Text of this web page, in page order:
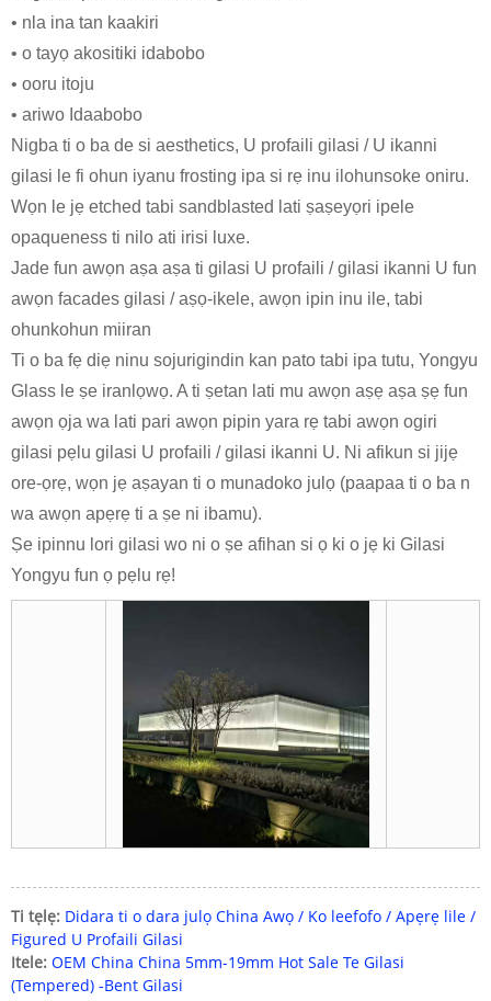
• nla ina tan kaakiri
• o tayọ akositiki idabobo
• ooru itoju
• ariwo Idaabobo
Nigba ti o ba de si aesthetics, U profaili gilasi / U ikanni
gilasi le fi ohun iyanu frosting ipa si rẹ inu ilohunsoke oniru.
Wọn le jẹ etched tabi sandblasted lati ṣaṣeyọri ipele
opaqueness ti nilo ati irisi luxe.
Jade fun awọn aṣa aṣa ti gilasi U profaili / gilasi ikanni U fun
awọn facades gilasi / aṣọ-ikele, awọn ipin inu ile, tabi
ohunkohun miiran
Ti o ba fẹ diẹ ninu sojurigindin kan pato tabi ipa tutu, Yongyu
Glass le ṣe iranlọwọ. A ti ṣetan lati mu awọn aṣẹ aṣa ṣẹ fun
awọn ọja wa lati pari awọn pipin yara rẹ tabi awọn ogiri
gilasi pẹlu gilasi U profaili / gilasi ikanni U. Ni afikun si jijẹ
ore-ọrẹ, wọn jẹ aṣayan ti o munadoko julọ (paapaa ti o ba n
wa awọn apẹrẹ ti a ṣe ni ibamu).
Ṣe ipinnu lori gilasi wo ni o ṣe afihan si ọ ki o jẹ ki Gilasi
Yongyu fun ọ pẹlu rẹ!
Ti tẹlẹ: Didara ti o dara julọ China Awọ / Ko leefofo / Apẹrẹ lile /
Figured U Profaili Gilasi
Itele: OEM China China 5mm-19mm Hot Sale Te Gilasi
(Tempered) -Bent Gilasi